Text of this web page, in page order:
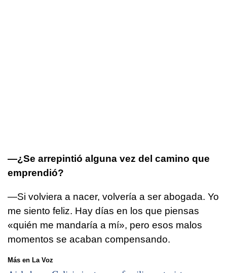
—¿Se arrepintió alguna vez del camino que
emprendió?
—Si volviera a nacer, volvería a ser abogada. Yo
me siento feliz. Hay días en los que piensas
«quién me mandaría a mí», pero esos malos
momentos se acaban compensando.
Más en La Voz